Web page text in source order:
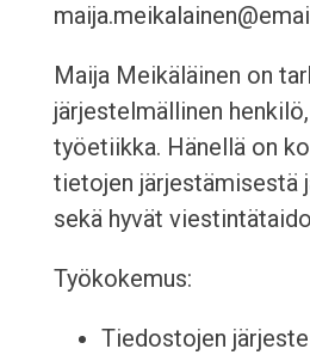
Maija Meikäläinen on
järjestelmällinen
työetiikka. Hänellä on
tietojen järjestämisestä
sekä hyvät
Työkokemus:
Tiedostojen